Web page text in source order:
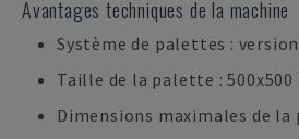
Avantages techniques de la machine
Système de palettes :
Taille de la palette : 500x500
Dimensions maximales de la